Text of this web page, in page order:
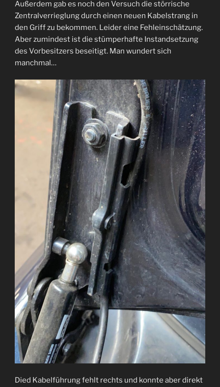
Außerdem gab es noch den Versuch die störrische
Zentralverrieglung durch einen neuen Kabelstrang in
den Griff zu bekommen. Leider eine Fehleinschätzung.
Aber zumindest ist die stümperhafte Instandsetzung
des Vorbesitzers beseitigt. Man wundert sich
manchmal…
Died Kabelführung fehlt rechts und konnte aber direkt